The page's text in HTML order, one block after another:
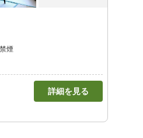
禁煙
詳細を見る